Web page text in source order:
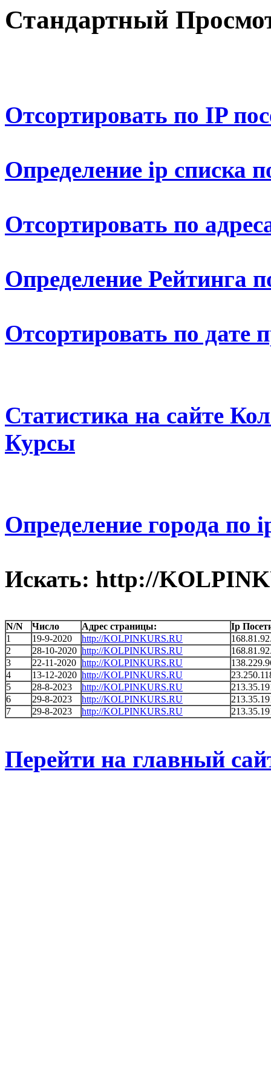
Стандартный
Отсортировать по IP
Определение ip списка
Отсортировать по
Определение Рейтинга
Отсортировать по дате
Статистика на сайте
Курсы
Определение города по
Искать: http://
N/N Число Адрес страницы:
Ip
1
19-9-2020 http://KOLPINKURS.RU
2
28-10-2020 http://KOLPINKURS.RU
3
22-11-2020 http://KOLPINKURS.RU
4
13-12-2020 http://KOLPINKURS.RU
5
28-8-2023 http://KOLPINKURS.RU
6
29-8-2023 http://KOLPINKURS.RU
7
29-8-2023 http://KOLPINKURS.RU
Перейти на главный